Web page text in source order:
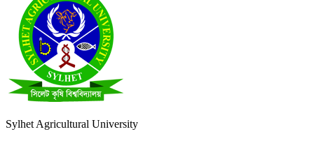
Sylhet Agricultural University